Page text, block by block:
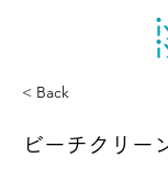
< Back
ビーチクリー